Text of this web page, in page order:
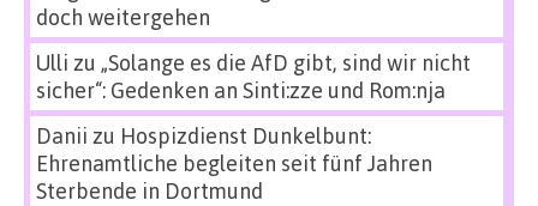
doch weitergehen
Ulli zu „Solange es die AfD gibt, sind wir nicht
sicher“: Gedenken an Sinti:zze und Rom:nja
Danii zu Hospizdienst Dunkelbunt:
Ehrenamtliche begleiten seit fünf Jahren
Sterbende in Dortmund